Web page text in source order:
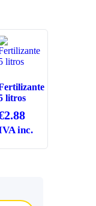
litros
2.88
inc.